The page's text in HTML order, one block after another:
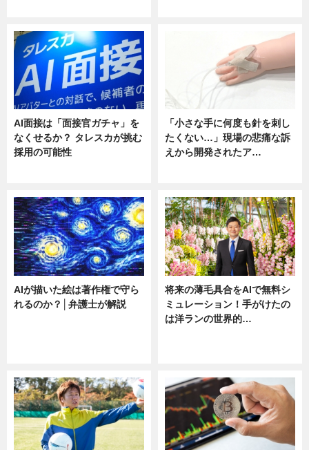
AI面接は「面接官ガチャ」を
なくせるか？ タレスカが挑む
採用の可能性
「小さな手に何度も針を刺し
たくない…」現場の悲痛な訴
えから開発されたア…
AIが描いた絵は著作権で守ら
れるのか？│弁護士が解説
将来の薄毛具合をAIで無料シ
ミュレーション！手がけたの
は洋ランの世界的…